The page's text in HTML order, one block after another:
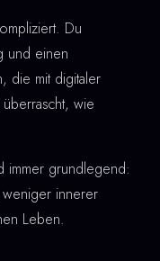
Du
und einen
die mit digitaler
wie
immer grundlegend:
innerer
Leben.